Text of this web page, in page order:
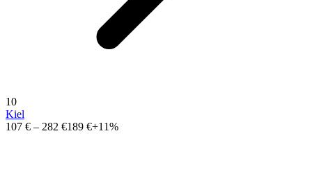
10
Kiel
107 € – 282 €189 €+11%